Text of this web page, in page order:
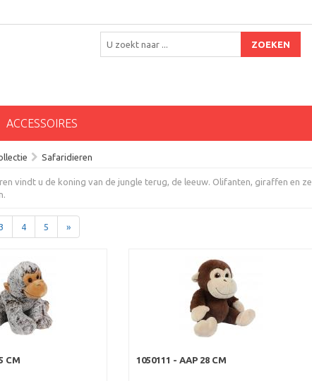
ZOEKEN
ACCESSOIRES
Safaridieren
vindt u de koning van de jungle terug, de leeuw. Olifanten, giraffen en
3 4 5 »
CM 1050111 - AAP 28 CM